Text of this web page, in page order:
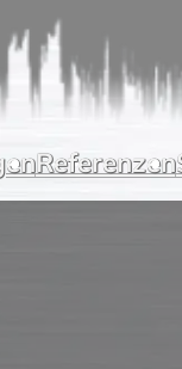
Referenzen